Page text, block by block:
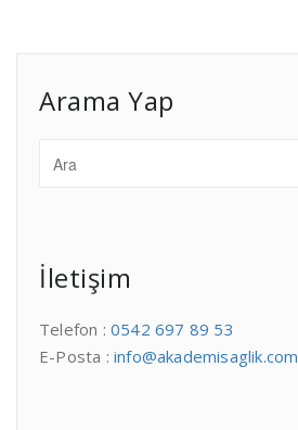
Arama Yap
İletişim
Telefon : 0542 697 89 53
E-Posta : info@akademisaglik.com